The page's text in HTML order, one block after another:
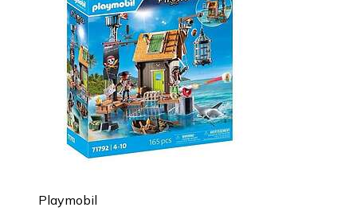
Playmobil